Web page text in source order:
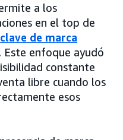
a los
en el top de
de marca
Este enfoque ayudó
constante
libre cuando los
esos